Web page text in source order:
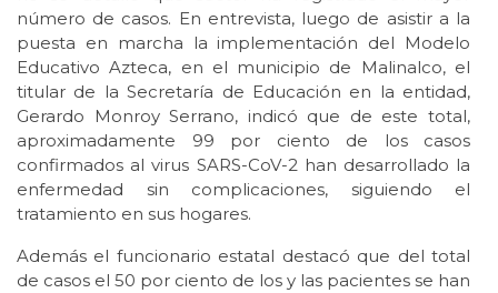
número de casos. En entrevista, luego de asistir a la
puesta en marcha la implementación del Modelo
Educativo Azteca, en el municipio de Malinalco, el
titular de la Secretaría de Educación en la entidad,
Gerardo Monroy Serrano, indicó que de este total,
aproximadamente 99 por ciento de los casos
confirmados al virus SARS-CoV-2 han desarrollado la
enfermedad sin complicaciones, siguiendo el
tratamiento en sus hogares.
Además el funcionario estatal destacó que del total
de casos el 50 por ciento de los y las pacientes se han